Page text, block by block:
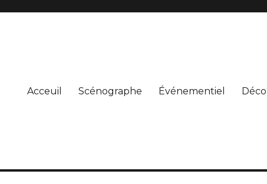
Acceuil Scénographe Événementiel